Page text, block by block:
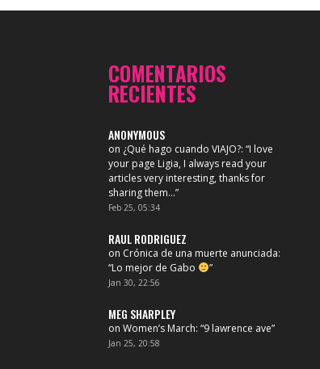
COMENTARIOS
RECIENTES
ANONYMOUS
on ¿Qué hago cuando VIAJO?: “I love
your page Ligia, I always read your
articles very interesting, thanks for
sharing them…”
Feb 25, 05:34
RAUL RODRIGUEZ
on Crónica de una muerte anunciada:
“Lo mejor de Gabo ”
Jan 30, 22:56
MEG SHARPLEY
onWomen’s March: “9 lawrence ave”
Jan 25, 20:58